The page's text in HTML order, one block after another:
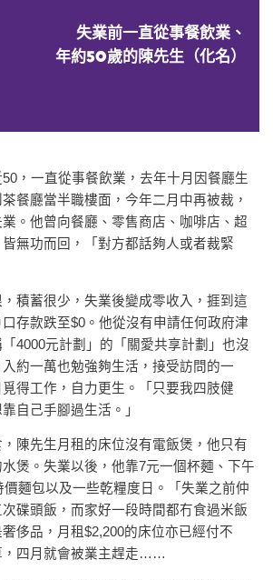
失業前一直從事餐飲業、
年約50歲的陳先生（化名）
，一直從事餐飲業，去年十月因餐廳生
餐廳當半職樓面，今年二月中再被裁，
。他曾向餐廳、零售商店、咖啡店、超
無功而回，「對方都話夠人或者裁緊
積蓄很少，失業後變成零收入，捱到這
存款跌至$0。他從沒有申請任何政府津
4000元計劃」的「關愛共享計劃」也沒
約一萬也勉強夠生活，接受訪問的一
得工作，自力更生。「只要我四肢健
自己手腳過生活。」
陳先生月租的床位沒有電飯煲，他只有
煲。失業以後，他靠7元一個杯麵、下午
麵包以及一些乾糧度日。「失業之前仲
碟頭飯，而家好一段時間都冇食過米飯
奢侈品，月租$2,200的床位亦已經付不
，四月就會被業主趕走……